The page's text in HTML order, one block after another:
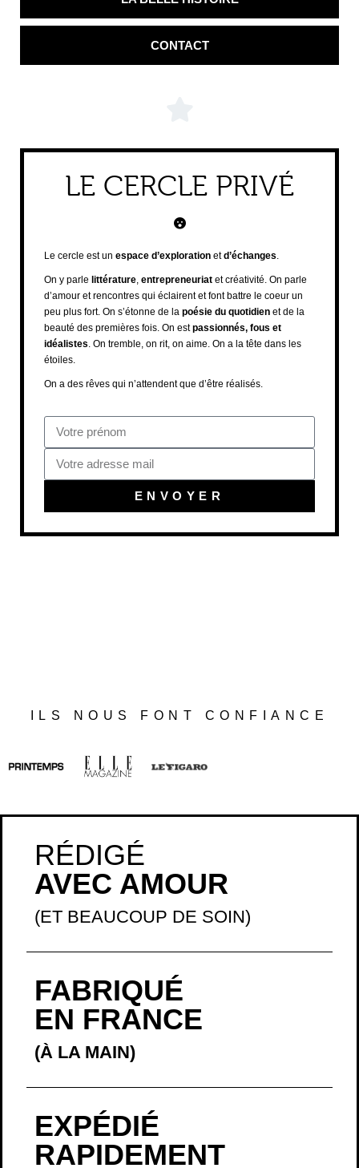
CONTACT
LE CERCLE PRIVÉ
Le cercle est un espace d’exploration etd’échanges.
On y parle littérature, entrepreneuriat et créativité. On parle
d’amour et rencontres qui éclairent et font battre le coeur un
peu plus fort. On s’étonne de la poésie du quotidien et de la
beauté des premières fois. On estpassionnés, fous et
idéalistes. On tremble, on rit, on aime. On a la tête dans les
étoiles.
On a des rêves qui n’attendent que d’être réalisés.
ENVOYER
ILS NOUS FONT CONFIANCE
RÉDIGÉ
AVEC AMOUR
(ET BEAUCOUP DE SOIN)
FABRIQUÉ
EN FRANCE
(À LA MAIN)
EXPÉDIÉ
RAPIDEMENT